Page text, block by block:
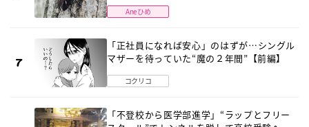
Aneひめ
「正社員になれば安心」のはずが…シングル
マザーを待っていた“魔の２年間”【前編】
コクリコ
「不登校から医学部進学」“ラップとフリー